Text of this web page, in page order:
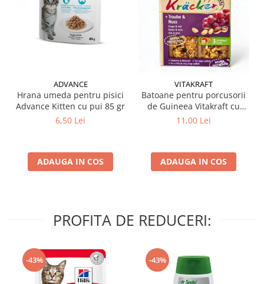
ADVANCE
Hrana umeda pentru pisici
Advance Kitten cu pui 85 gr
6,50 Lei
ADAUGA IN COS
VITAKRAFT
Batoane pentru porcusorii
de Guineea Vitakraft cu
struguri & nuci 2 buc
11,00 Lei
ADAUGA IN COS
PROFITA DE REDUCERI:
-43% -43%